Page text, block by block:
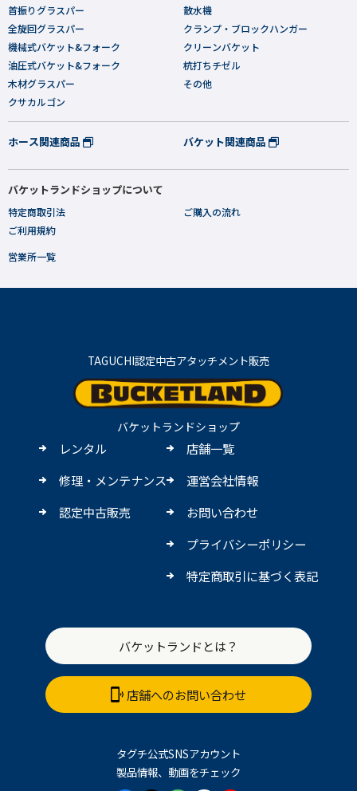
首振りグラスパー
全旋回グラスパー
機械式バケット&フォーク
油圧式バケット&フォーク
木材グラスパー
クサカルゴン
散水機
クランプ・ブロックハンガー
クリーンバケット
杭打ちチゼル
その他
ホース関連商品 バケット関連商品
バケットランドショップについて
特定商取引法
ご利用規約
ご購入の流れ
営業所一覧
TAGUCHI認定中古アタッチメント販売
バケットランドショップ
レンタル
修理・メンテナンス
認定中古販売
店舗一覧
運営会社情報
お問い合わせ
プライバシーポリシー
特定商取引に基づく表記
バケットランドとは？
店舗へのお問い合わせ
タグチ公式SNSアカウント
製品情報、動画をチェック